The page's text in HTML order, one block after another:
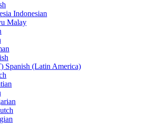
Indonesian
Malay
Spanish (Latin America)